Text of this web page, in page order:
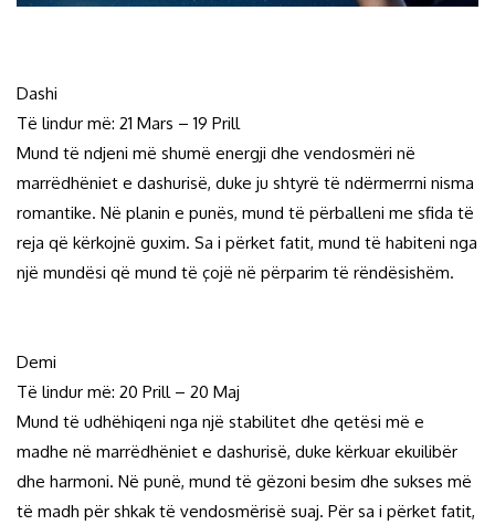
Dashi
Të lindur më: 21 Mars – 19 Prill
Mund të ndjeni më shumë energji dhe vendosmëri në
marrëdhëniet e dashurisë, duke ju shtyrë të ndërmerrni nisma
romantike. Në planin e punës, mund të përballeni me sfida të
reja që kërkojnë guxim. Sa i përket fatit, mund të habiteni nga
një mundësi që mund të çojë në përparim të rëndësishëm.
Demi
Të lindur më: 20 Prill – 20 Maj
Mund të udhëhiqeni nga një stabilitet dhe qetësi më e
madhe në marrëdhëniet e dashurisë, duke kërkuar ekuilibër
dhe harmoni. Në punë, mund të gëzoni besim dhe sukses më
të madh për shkak të vendosmërisë suaj. Për sa i përket fatit,